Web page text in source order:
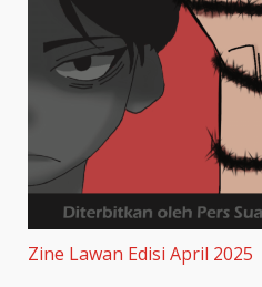
Zine Lawan Edisi April 2025